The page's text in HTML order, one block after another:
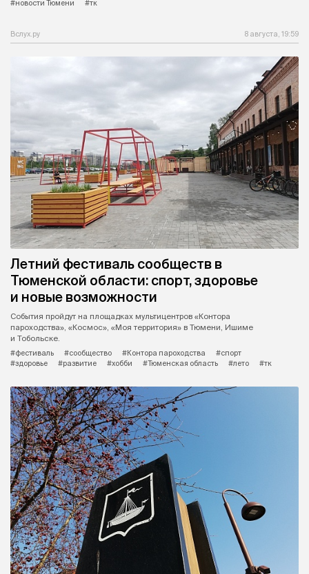
#новости Тюмени #тк
Вслух.ру 8 августа, 19:59
Летний фестиваль сообществ в
Тюменской области: спорт, здоровье
и новые возможности
События пройдут на площадках мультицентров «Контора
пароходства», «Космос», «Моя территория» в Тюмени, Ишиме
и Тобольске.
#фестиваль
#сообщество #Контора пароходства
#спорт
#здоровье
#развитие #хобби #Тюменская область #лето #тк